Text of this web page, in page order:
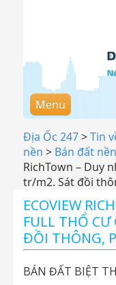
Menu
Địa Ốc 247>Tin
nền > Bán đất
RichTown – Duy
tr/m2. Sát đồi
ECOVIEW
FULL THỔ
ĐỒI THÔNG,
BÁN ĐẤT BIỆT